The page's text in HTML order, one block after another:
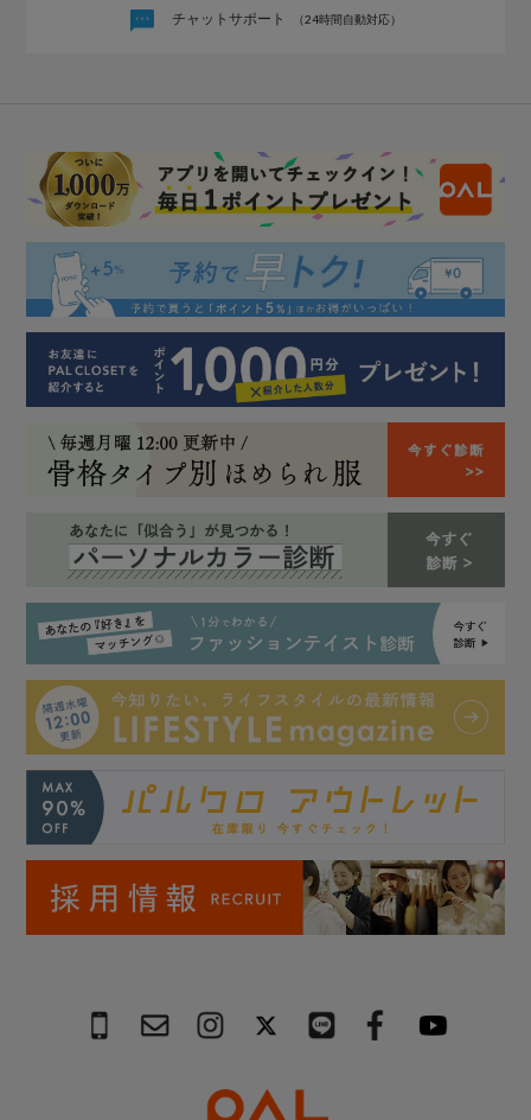
チャットサポート （24時間自動対応）